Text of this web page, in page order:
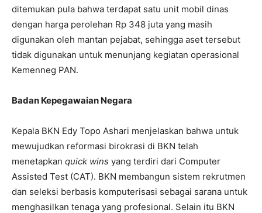
ditemukan pula bahwa terdapat satu unit mobil dinas
dengan harga perolehan Rp 348 juta yang masih
digunakan oleh mantan pejabat, sehingga aset tersebut
tidak digunakan untuk menunjang kegiatan operasional
Kemenneg PAN.
Badan Kepegawaian Negara
Kepala BKN Edy Topo Ashari menjelaskan bahwa untuk
mewujudkan reformasi birokrasi di BKN telah
menetapkan quick wins yang terdiri dari Computer
Assisted Test (CAT). BKN membangun sistem rekrutmen
dan seleksi berbasis komputerisasi sebagai sarana untuk
menghasilkan tenaga yang profesional. Selain itu BKN